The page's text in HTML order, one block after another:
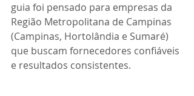
guia foi pensado para empresas da
Região Metropolitana de Campinas
(Campinas, Hortolândia e Sumaré)
que buscam fornecedores confiáveis
e resultados consistentes.